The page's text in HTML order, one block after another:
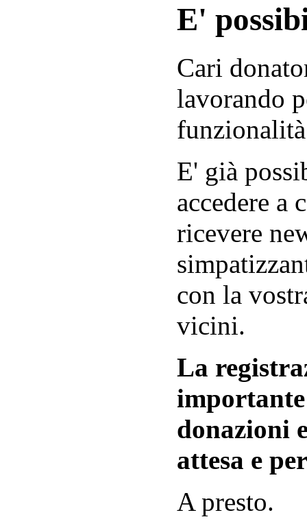
E'
Cari
lavorando
E' già
accedere a
ricevere
con la
vicini.
La
donazioni
attesa e
A presto.